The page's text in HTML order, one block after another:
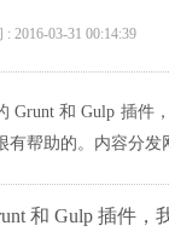
: 2016-03-31 00:14:39
和 Gulp 插件
帮助的。内容分发
和 Gulp 插件